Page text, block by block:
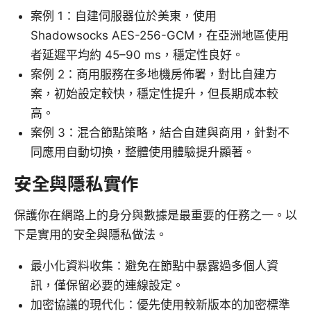
案例 1：自建伺服器位於美東，使用
Shadowsocks AES-256-GCM，在亞洲地區使用
者延遲平均約 45–90 ms，穩定性良好。
案例 2：商用服務在多地機房佈署，對比自建方
案，初始設定較快，穩定性提升，但長期成本較
高。
案例 3：混合節點策略，結合自建與商用，針對不
同應用自動切換，整體使用體驗提升顯著。
安全與隱私實作
保護你在網路上的身分與數據是最重要的任務之一。以
下是實用的安全與隱私做法。
最小化資料收集：避免在節點中暴露過多個人資
訊，僅保留必要的連線設定。
加密協議的現代化：優先使用較新版本的加密標準